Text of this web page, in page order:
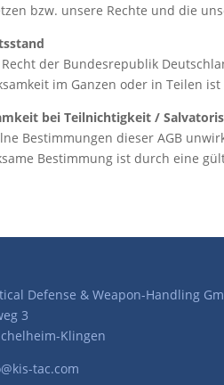
bzw. unsere Rechte und die
Recht der Bundesrepublik
im Ganzen oder in Teilen
bei Teilnichtigkeit /
Bestimmungen dieser AGB
Bestimmung ist durch eine
Defense & Weapon-Handling
3
Klingen
tac.com